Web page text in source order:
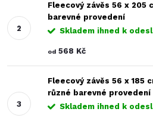
Fleecový závěs 56 x 205
barevné provedení
Skladem ihned k
od 568 Kč
Fleecový závěs 56 x 185
různé barevné provedení
Skladem ihned k